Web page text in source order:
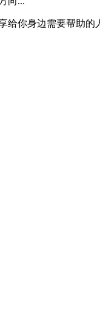
给你身边需要帮助的